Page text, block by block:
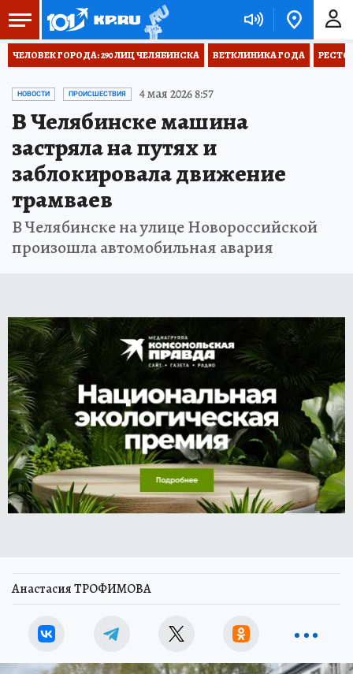
ЧЕЛОВЕК ГОРОДА: 290 ЛИЦ ЧЕЛЯБИНСКА ВЕТКЛИНИКА ГОДА
НОВОСТИ ПРОИСШЕСТВИЯ 4 мая 2026 8:57
В Челябинске машина
застряла на путях и
заблокировала движение
трамваев
В Челябинске на улице Новороссийской
произошла автомобильная авария
Анастасия ТРОФИМОВА